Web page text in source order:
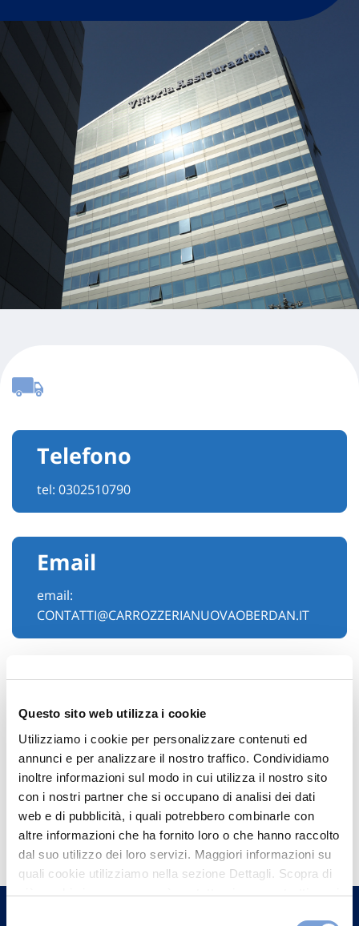
Questo sito web utilizza i cookie
Utilizziamo i cookie per personalizzare contenuti ed
annunci e per analizzare il nostro traffico. Condividiamo
inoltre informazioni sul modo in cui utilizza il nostro sito
con i nostri partner che si occupano di analisi dei dati
web e di pubblicità, i quali potrebbero combinarle con
altre informazioni che ha fornito loro o che hanno raccolto
dal suo utilizzo dei loro servizi. Maggiori informazioni su
quali cookie utilizziamo nella sezione Dettagli. Scopra di
più su chi siamo, come può contattarci e come trattiamo i
Telefono
tel: 0302510790
Email
email:
CONTATTI@CARROZZERIANUOVAOBERDAN.IT
Hai bisogno di
informazioni?
Trova l'Agenzia più vicina a te e parla con
un nostro Agente.